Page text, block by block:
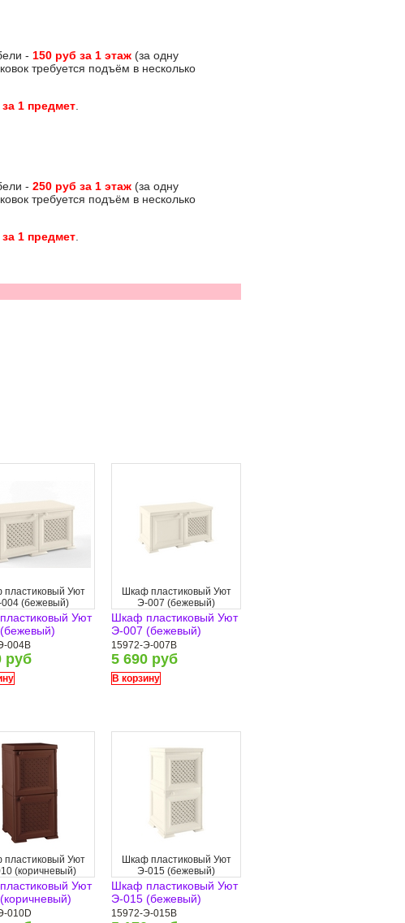
- 150 руб за 1 этаж (за одну
требуется подъём в несколько
1 предмет.
- 250 руб за 1 этаж (за одну
требуется подъём в несколько
1 предмет.
пластиковый Уют
(бежевый)
Уют
004B
руб
Шкаф пластиковый Уют
Э-007 (бежевый)
Шкаф пластиковый Уют
Э-007 (бежевый)
15972-Э-007B
5 690 руб
В корзину
пластиковый Уют
(коричневый)
Уют
010D
Шкаф пластиковый Уют
Э-015 (бежевый)
Шкаф пластиковый Уют
Э-015 (бежевый)
15972-Э-015B